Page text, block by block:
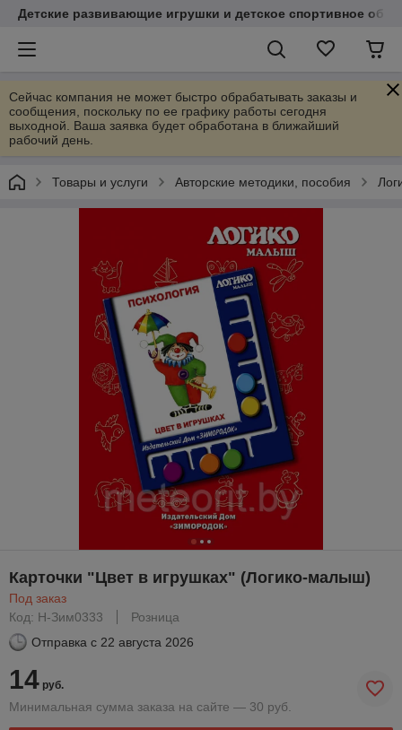
Детские развивающие игрушки и детское спортивное
Сейчас компания не может быстро обрабатывать заказы и
сообщения, поскольку по ее графику работы сегодня
выходной. Ваша заявка будет обработана в ближайший
рабочий день.
Товары и услуги Авторские методики, пособия
Карточки "Цвет в игрушках" (Логико-малыш)
Под заказ
Код: Н-Зим0333
Розница
Отправка с 22 августа 2026
14 руб.
Минимальная сумма заказа на сайте — 30 руб.